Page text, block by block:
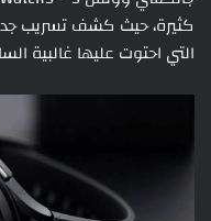
كثيرة، حيث كشف تسريب
التي احتوت عليها غالبية